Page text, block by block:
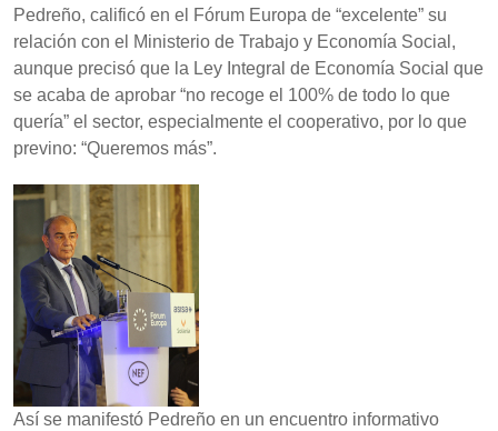
Pedreño, calificó en el Fórum Europa de “excelente” su
relación con el Ministerio de Trabajo y Economía Social,
aunque precisó que la Ley Integral de Economía Social que
se acaba de aprobar “no recoge el 100% de todo lo que
quería” el sector, especialmente el cooperativo, por lo que
previno: “Queremos más”.
Así se manifestó Pedreño en un encuentro informativo